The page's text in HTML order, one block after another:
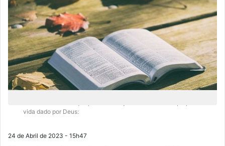
vida dado por Deus:
24 de Abril de 2023 - 15h47